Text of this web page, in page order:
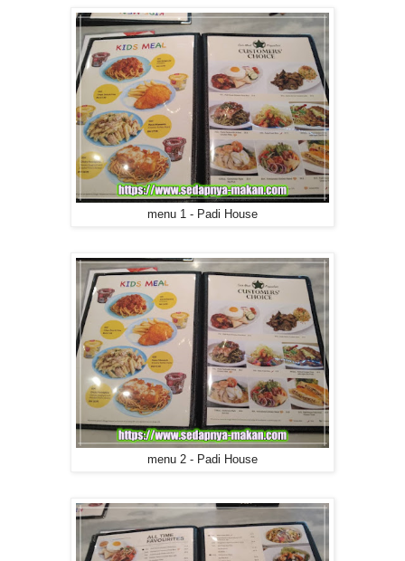
menu 1 - Padi House
menu 2 - Padi House